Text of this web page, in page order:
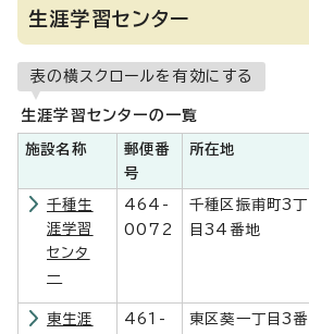
生涯学習センター
表の横スクロールを有効にする
生涯学習センターの一覧
施設名称
郵便番
号
所在地
千種生
涯学習
センタ
ー
464-
0072
千種区振甫町3丁
目34番地
東生涯
461-
東区葵一丁目3番